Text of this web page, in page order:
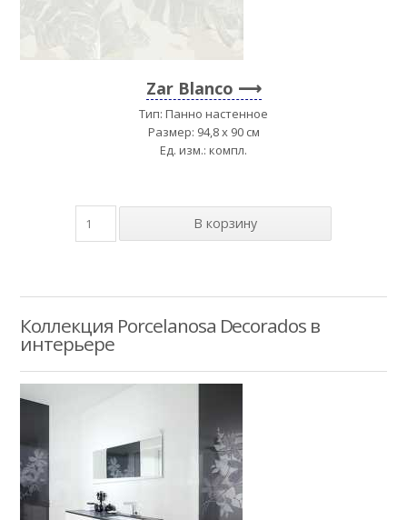
Zar Blanco
Тип: Панно настенное
Размер: 94,8 x 90 см
Ед. изм.: компл.
Коллекция Porcelanosa Decorados в
интерьере